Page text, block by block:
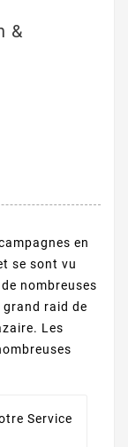
&
en
se sont vu
nombreuses
raid de
Les
Service